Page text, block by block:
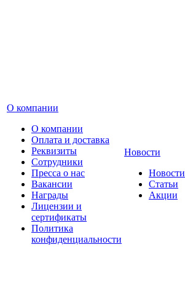
О компании
О компании
Оплата и доставка
Реквизиты
Сотрудники
Пресса о нас
Вакансии
Награды
Лицензии и
сертификаты
Политика
конфиденциальности
Новости
Новости
Статьи
Акции